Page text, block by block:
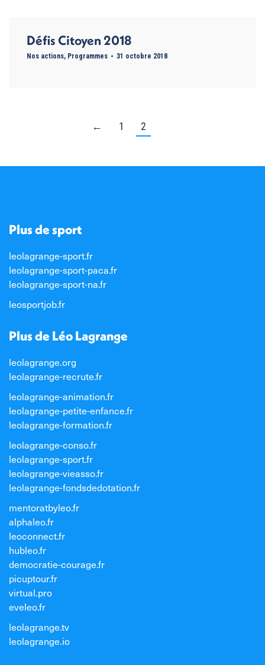
Défis Citoyen 2018
Nos actions, Programmes 31 octobre 2018
← 1 2
Plus de sport
leolagrange-sport.fr
leolagrange-sport-paca.fr
leolagrange-sport-na.fr
leosportjob.fr
Plus de Léo Lagrange
leolagrange.org
leolagrange-recrute.fr
leolagrange-animation.fr
leolagrange-petite-enfance.fr
leolagrange-formation.fr
leolagrange-conso.fr
leolagrange-sport.fr
leolagrange-vieasso.fr
leolagrange-fondsdedotation.fr
mentoratbyleo.fr
alphaleo.fr
leoconnect.fr
hubleo.fr
democratie-courage.fr
picuptour.fr
virtual.pro
eveleo.fr
leolagrange.tv
leolagrange.io